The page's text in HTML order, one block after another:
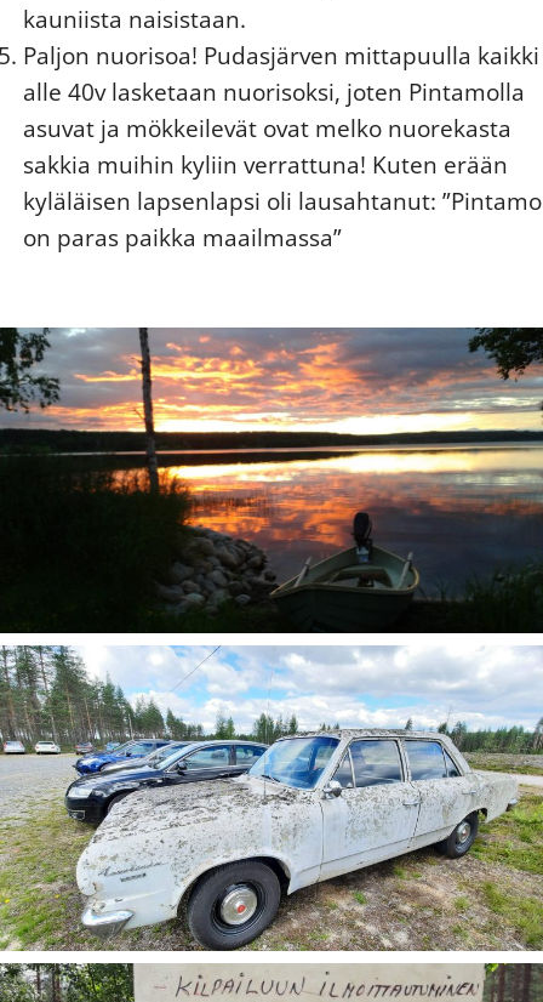
kauniista naisistaan.
Paljon nuorisoa! Pudasjärven mittapuulla kaikki
alle 40v lasketaan nuorisoksi, joten Pintamolla
asuvat ja mökkeilevät ovat melko nuorekasta
sakkia muihin kyliin verrattuna! Kuten erään
kyläläisen lapsenlapsi oli lausahtanut: ”Pintamo
on paras paikka maailmassa”